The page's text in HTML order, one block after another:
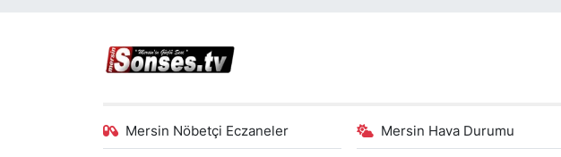
Mersin Nöbetçi Eczaneler Mersin Hava Durumu